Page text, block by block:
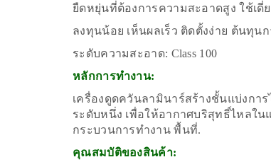
ยืดหยุ่นที่ต้องการความสะอาดสูง ใช้เ
ลงทุนน้อย เห็นผลเร็ว ติดตั้งง่าย ต้นทุน
ระดับความสะอาด: Class 100
หลักการทำงาน:
เครื่องดูดควันลามินาร์สร้างชั้นแบ่งกา
ระดับหนึ่ง เพื่อให้อากาศบริสุทธิ์ไหลใน
กระบวนการทำงาน พื้นที่.
คุณสมบัติของสินค้า: